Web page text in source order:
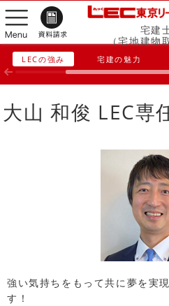
宅建
（宅地建物
LECの強み 宅建の魅力
大山 和俊 LEC専
強い気持ちをもって共に夢を実
す！